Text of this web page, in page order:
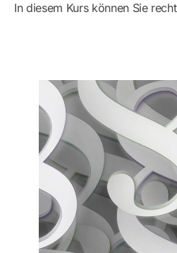
In diesem Kurs können Sie